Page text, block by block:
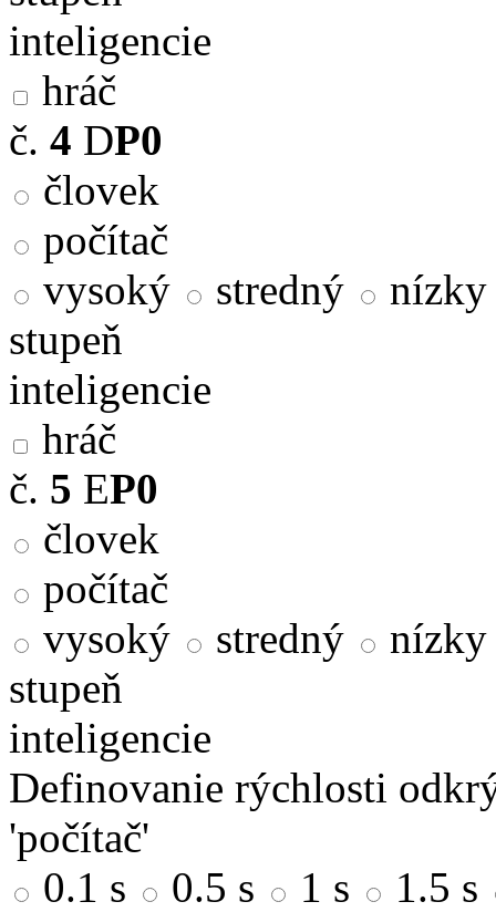
inteligencie
hráč
č. 4 DP0
človek
počítač
vysoký
stredný
nízky
stupeň
inteligencie
hráč
č. 5 EP0
človek
počítač
vysoký
stredný
nízky
stupeň
inteligencie
Definovanie rýchlosti
'počítač'
0.1 s
0.5 s 1 s
1.5 s